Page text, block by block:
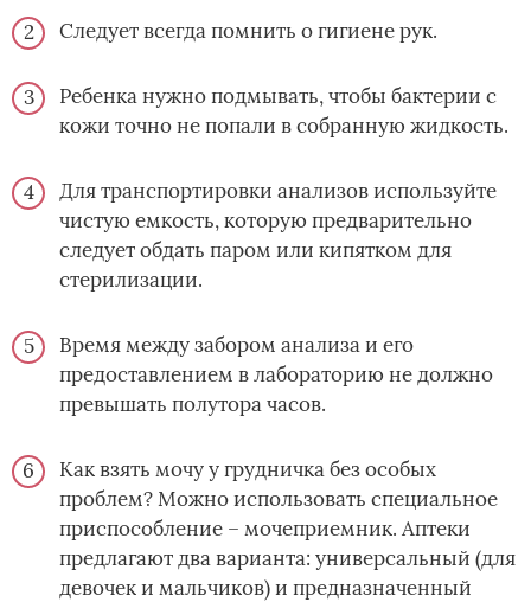
Следует всегда помнить о гигиене рук.
Ребенка нужно подмывать, чтобы бактерии с
кожи точно не попали в собранную жидкость.
Для транспортировки анализов используйте
чистую емкость, которую предварительно
следует обдать паром или кипятком для
стерилизации.
Время между забором анализа и его
предоставлением в лабораторию не должно
превышать полутора часов.
Как взять мочу у грудничка без особых
проблем? Можно использовать специальное
приспособление – мочеприемник. Аптеки
предлагают два варианта: универсальный (для
девочек и мальчиков) и предназначенный